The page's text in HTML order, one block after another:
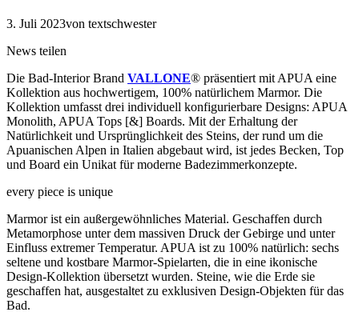
3. Juli 2023von textschwester
News teilen
Die Bad-Interior Brand VALLONE® präsentiert mit APUA eine
Kollektion aus hochwertigem, 100% natürlichem Marmor. Die
Kollektion umfasst drei individuell konfigurierbare Designs: APUA
Monolith, APUA Tops [&] Boards. Mit der Erhaltung der
Natürlichkeit und Ursprünglichkeit des Steins, der rund um die
Apuanischen Alpen in Italien abgebaut wird, ist jedes Becken, Top
und Board ein Unikat für moderne Badezimmerkonzepte.
every piece is unique
Marmor ist ein außergewöhnliches Material. Geschaffen durch
Metamorphose unter dem massiven Druck der Gebirge und unter
Einfluss extremer Temperatur. APUA ist zu 100% natürlich: sechs
seltene und kostbare Marmor-Spielarten, die in eine ikonische
Design-Kollektion übersetzt wurden. Steine, wie die Erde sie
geschaffen hat, ausgestaltet zu exklusiven Design-Objekten für das
Bad.